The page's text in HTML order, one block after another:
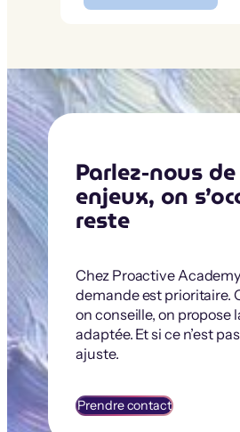
Parlez-nous
enjeux, on
reste
Chez Proactive
demande est prioritaire.
on conseille, on propose
adaptée. Et si ce n’est
ajuste.
Prendre contact